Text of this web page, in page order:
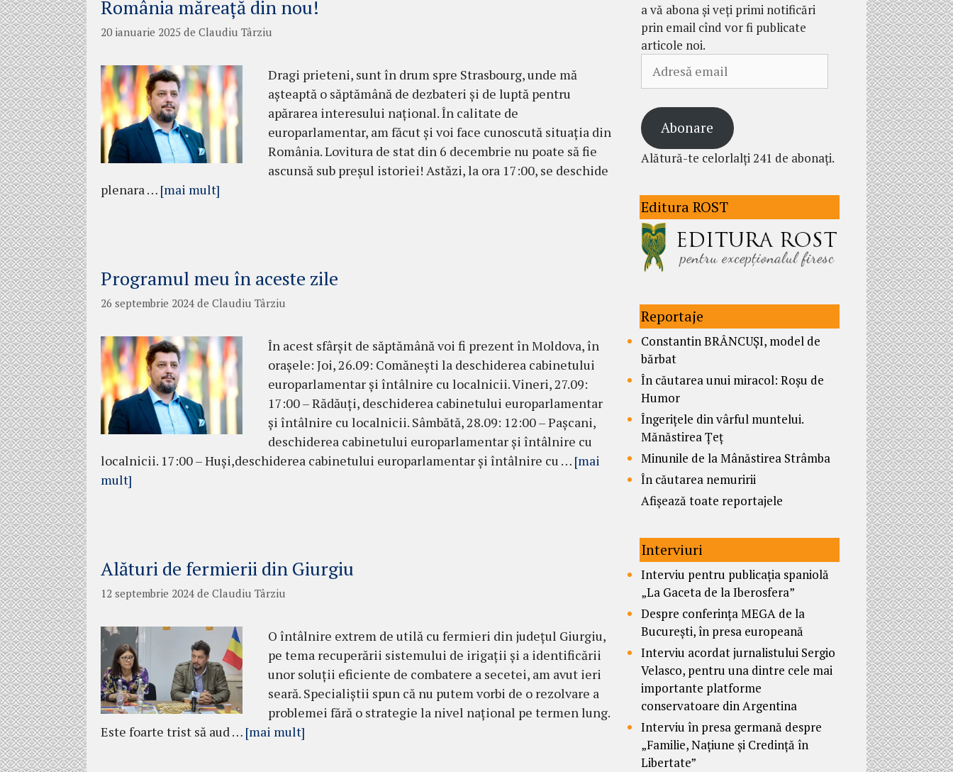
România măreață din nou!
20 ianuarie 2025 de Claudiu Târziu
Dragi prieteni, sunt în drum spre Strasbourg, unde mă
așteaptă o săptămână de dezbateri și de luptă pentru
apărarea interesului național. În calitate de
europarlamentar, am făcut și voi face cunoscută situația din
România. Lovitura de stat din 6 decembrie nu poate să fie
ascunsă sub preșul istoriei! Astăzi, la ora 17:00, se deschide
plenara … [mai mult]
Programul meu în aceste zile
26 septembrie 2024 de Claudiu Târziu
În acest sfârșit de săptămână voi fi prezent în Moldova, în
orașele: Joi, 26.09: Comănești la deschiderea cabinetului
europarlamentar și întâlnire cu localnicii. Vineri, 27.09:
17:00 – Rădăuți, deschiderea cabinetului europarlamentar
și întâlnire cu localnicii. Sâmbătă, 28.09: 12:00 – Pașcani,
deschiderea cabinetului europarlamentar și întâlnire cu
localnicii. 17:00 – Huși,deschiderea cabinetului europarlamentar și întâlnire cu … [mai
mult]
Alături de fermierii din Giurgiu
12 septembrie 2024 de Claudiu Târziu
O întâlnire extrem de utilă cu fermieri din județul Giurgiu,
pe tema recuperării sistemului de irigații și a identificării
unor soluții eficiente de combatere a secetei, am avut ieri
seară. Specialiștii spun că nu putem vorbi de o rezolvare a
problemei fără o strategie la nivel național pe termen lung.
Este foarte trist să aud … [mai mult]
a vă abona și veți primi notificări
prin email cînd vor fi publicate
articole noi.
email
Abonare
Alătură-te celorlalți 241 de abonați.
Editura ROST
Reportaje
Constantin BRÂNCUȘI, model de
bărbat
În căutarea unui miracol: Roșu de
Humor
Îngerițele din vârful muntelui.
Mănăstirea Țeț
Minunile de la Mânăstirea Strâmba
În căutarea nemuririi
Afișează toate reportajele
Interviuri
Interviu pentru publicația spaniolă
„La Gaceta de la Iberosfera”
Despre conferința MEGA de la
București, în presa europeană
Interviu acordat jurnalistului Sergio
Velasco, pentru una dintre cele mai
importante platforme
conservatoare din Argentina
Interviu în presa germană despre
„Familie, Națiune și Credință în
Libertate”